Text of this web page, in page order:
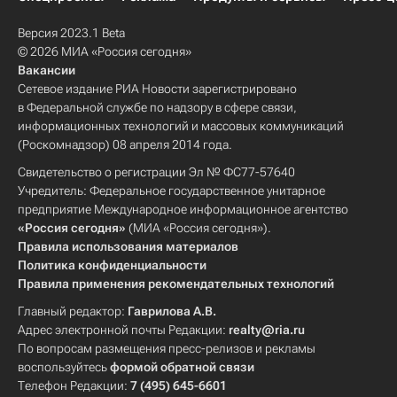
Версия 2023.1 Beta
© 2026 МИА «Россия сегодня»
Вакансии
Сетевое издание РИА Новости зарегистрировано
в Федеральной службе по надзору в сфере связи,
информационных технологий и массовых коммуникаций
(Роскомнадзор) 08 апреля 2014 года.
Свидетельство о регистрации Эл № ФС77-57640
Учредитель: Федеральное государственное унитарное
предприятие Международное информационное агентство
«Россия сегодня» (МИА «Россия сегодня»).
Правила использования материалов
Политика конфиденциальности
Правила применения рекомендательных технологий
Главный редактор: Гаврилова А.В.
Адрес электронной почты Редакции: realty@ria.ru
По вопросам размещения пресс-релизов и рекламы
воспользуйтесьформой обратной связи
Телефон Редакции: 7 (495) 645-6601